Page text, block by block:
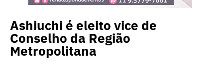
Ashiuchi é eleito vice de
Conselho da Região
Metropolitana